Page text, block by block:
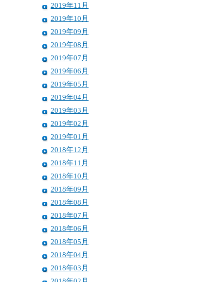
2019年11月
2019年10月
2019年09月
2019年08月
2019年07月
2019年06月
2019年05月
2019年04月
2019年03月
2019年02月
2019年01月
2018年12月
2018年11月
2018年10月
2018年09月
2018年08月
2018年07月
2018年06月
2018年05月
2018年04月
2018年03月